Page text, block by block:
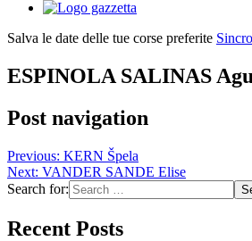
Salva le date delle tue corse preferite
ESPINOLA SALINAS
Post navigation
Previous: KERN Špela
Next: VANDER SANDE Elise
Search for:
Recent Posts